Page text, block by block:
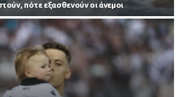
πότε εξασθενούν οι άνεμοι